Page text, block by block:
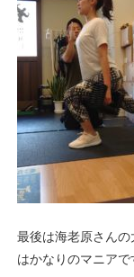
最後は海老原さん
はかなりのマニアで